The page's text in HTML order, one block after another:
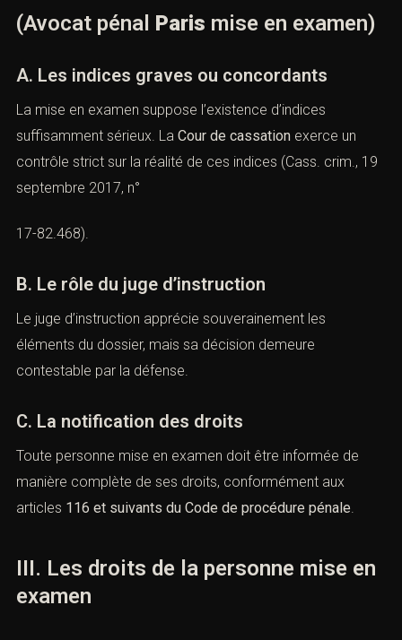
en examen
(Avocat pénalParismise en
examen)
A. Les indices graves ou concordants
La mise en examen suppose l’existence d’indices
contrôle strict sur la réalité de ces indices (Cass. crim.,
17-82.468).
B. Le rôle du juge d’instruction
éléments du dossier, mais sa décision demeure
contestable par la défense.
C. La notification des droits
manière complète de ses droits, conformément aux
articles116 et suivants du Code de procédure pénale